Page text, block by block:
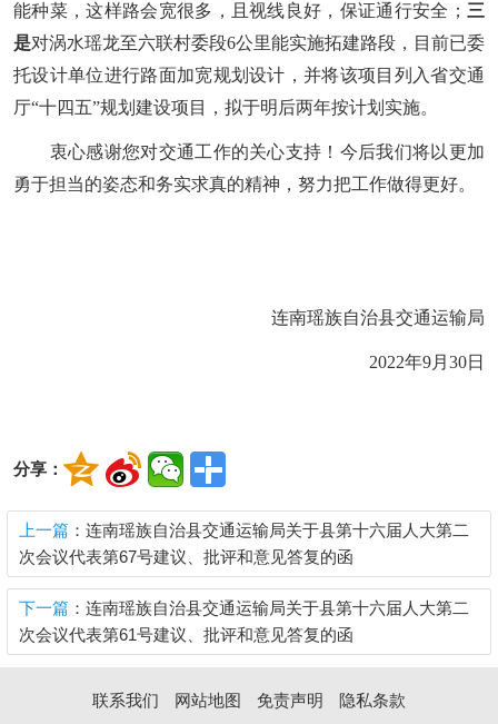
能种菜，这样路会宽很多，且视线良好，保证通行安全； 三
是对涡水瑶龙至六联村委段6公里能实施拓建路段，目前已委
托设计单位进行路面加宽规划设计，并将该项目列入省交通
厅“十四五”规划建设项目，拟于明后两年按计划实施。
衷心感谢您对交通工作的关心支持 ！今后我们将以更加
勇于担当的姿态和务实求真的精神，努力把工作做得更好。
连南瑶族自治县交通运输局
2022年9月 30日
分享：
上一篇 ：连南瑶族自治县交通运输局关于县第十六届人大第二
次会议代表第67号建议、批评和意见答复的函
下一篇 ：连南瑶族自治县交通运输局关于县第十六届人大第二
次会议代表第61号建议、批评和意见答复的函
联系我们 网站地图 免责声明 隐私条款